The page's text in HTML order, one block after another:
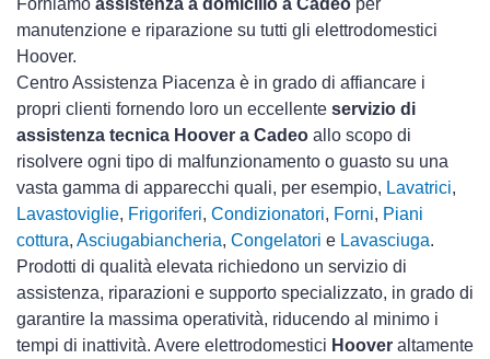
Forniamo assistenza a domicilio a Cadeo per
manutenzione e riparazione su tutti gli elettrodomestici
Hoover.
Centro Assistenza Piacenza è in grado di affiancare i
propri clienti fornendo loro un eccellente servizio di
assistenza tecnica Hoover a Cadeo allo scopo di
risolvere ogni tipo di malfunzionamento o guasto su una
vasta gamma di apparecchi quali, per esempio, Lavatrici,
Lavastoviglie, Frigoriferi, Condizionatori, Forni, Piani
cottura, Asciugabiancheria, Congelatori e Lavasciuga.
Prodotti di qualità elevata richiedono un servizio di
assistenza, riparazioni e supporto specializzato, in grado di
garantire la massima operatività, riducendo al minimo i
tempi di inattività. Avere elettrodomestici Hoover altamente